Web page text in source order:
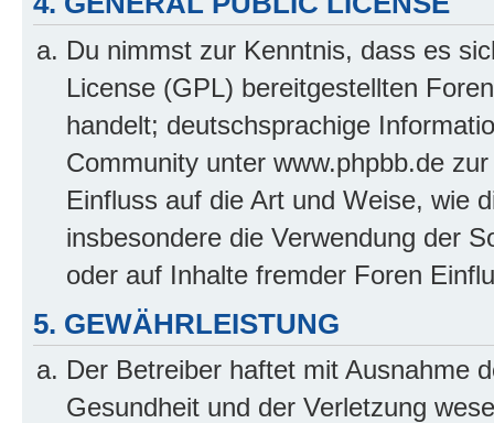
Du nimmst zur Kenntnis, dass es
License (GPL) bereitgestellten
handelt; deutschsprachige
Community unter www.phpbb.de
Einfluss auf die Art und Weise, wie
insbesondere die Verwendung der
oder auf Inhalte fremder Foren
5. GEWÄHRLEISTUNG
Der Betreiber haftet mit Ausnahme
Gesundheit und der Verletzung